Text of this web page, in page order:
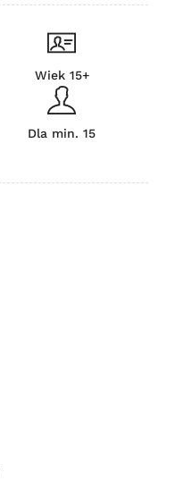
Wiek 15+
Dla min. 15